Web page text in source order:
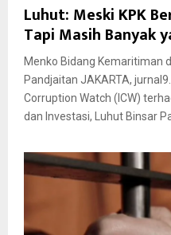
Luhut: Meski KPK
Tapi Masih Banyak
Menko Bidang Kemaritiman
Pandjaitan JAKARTA,
Corruption Watch (ICW)
dan Investasi, Luhut Binsar